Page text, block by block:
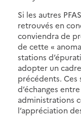
Si les autres
retrouvés en
conviendra de
de cette «
stations
adopter un
précédents.
d’échanges
administrations
l’appréciation